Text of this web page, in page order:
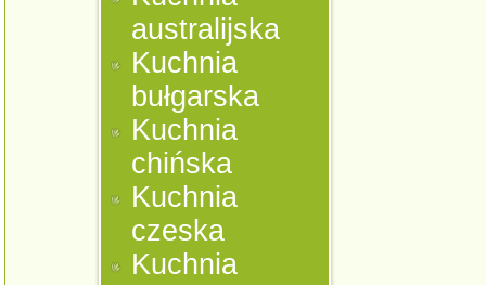
australijska
Kuchnia
bułgarska
Kuchnia
chińska
Kuchnia
czeska
Kuchnia